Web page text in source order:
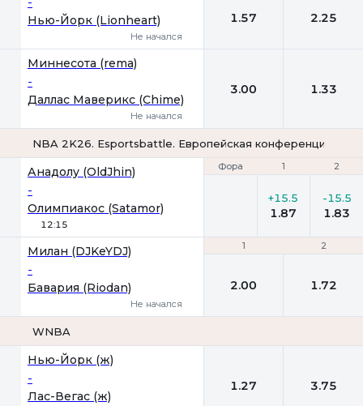
Нью-Йорк (Lionheart)
Не начался
1.57 2.25
Миннесота (rema)
-
Даллас Маверикс (Chime)
Не начался
3.00 1.33
NBA 2K26. Esportsbattle. Европейская конференция. 4х5
Фора 1 2
Анадолу (OldJhin)
-
Олимпиакос (Satamor)
12:15
Фора 1 2
+15.5
1.87
-15.5
1.83
1 2
Милан (DJKeYDJ)
-
Бавария (Riodan)
Не начался
1 2
2.00 1.72
WNBA
Нью-Йорк (ж)
-
Лас-Вегас (ж)
1.27 3.75